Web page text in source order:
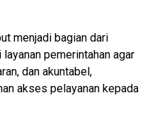
menjadi bagian dari
pemerintahan agar
dan akuntabel,
akses pelayanan kepada